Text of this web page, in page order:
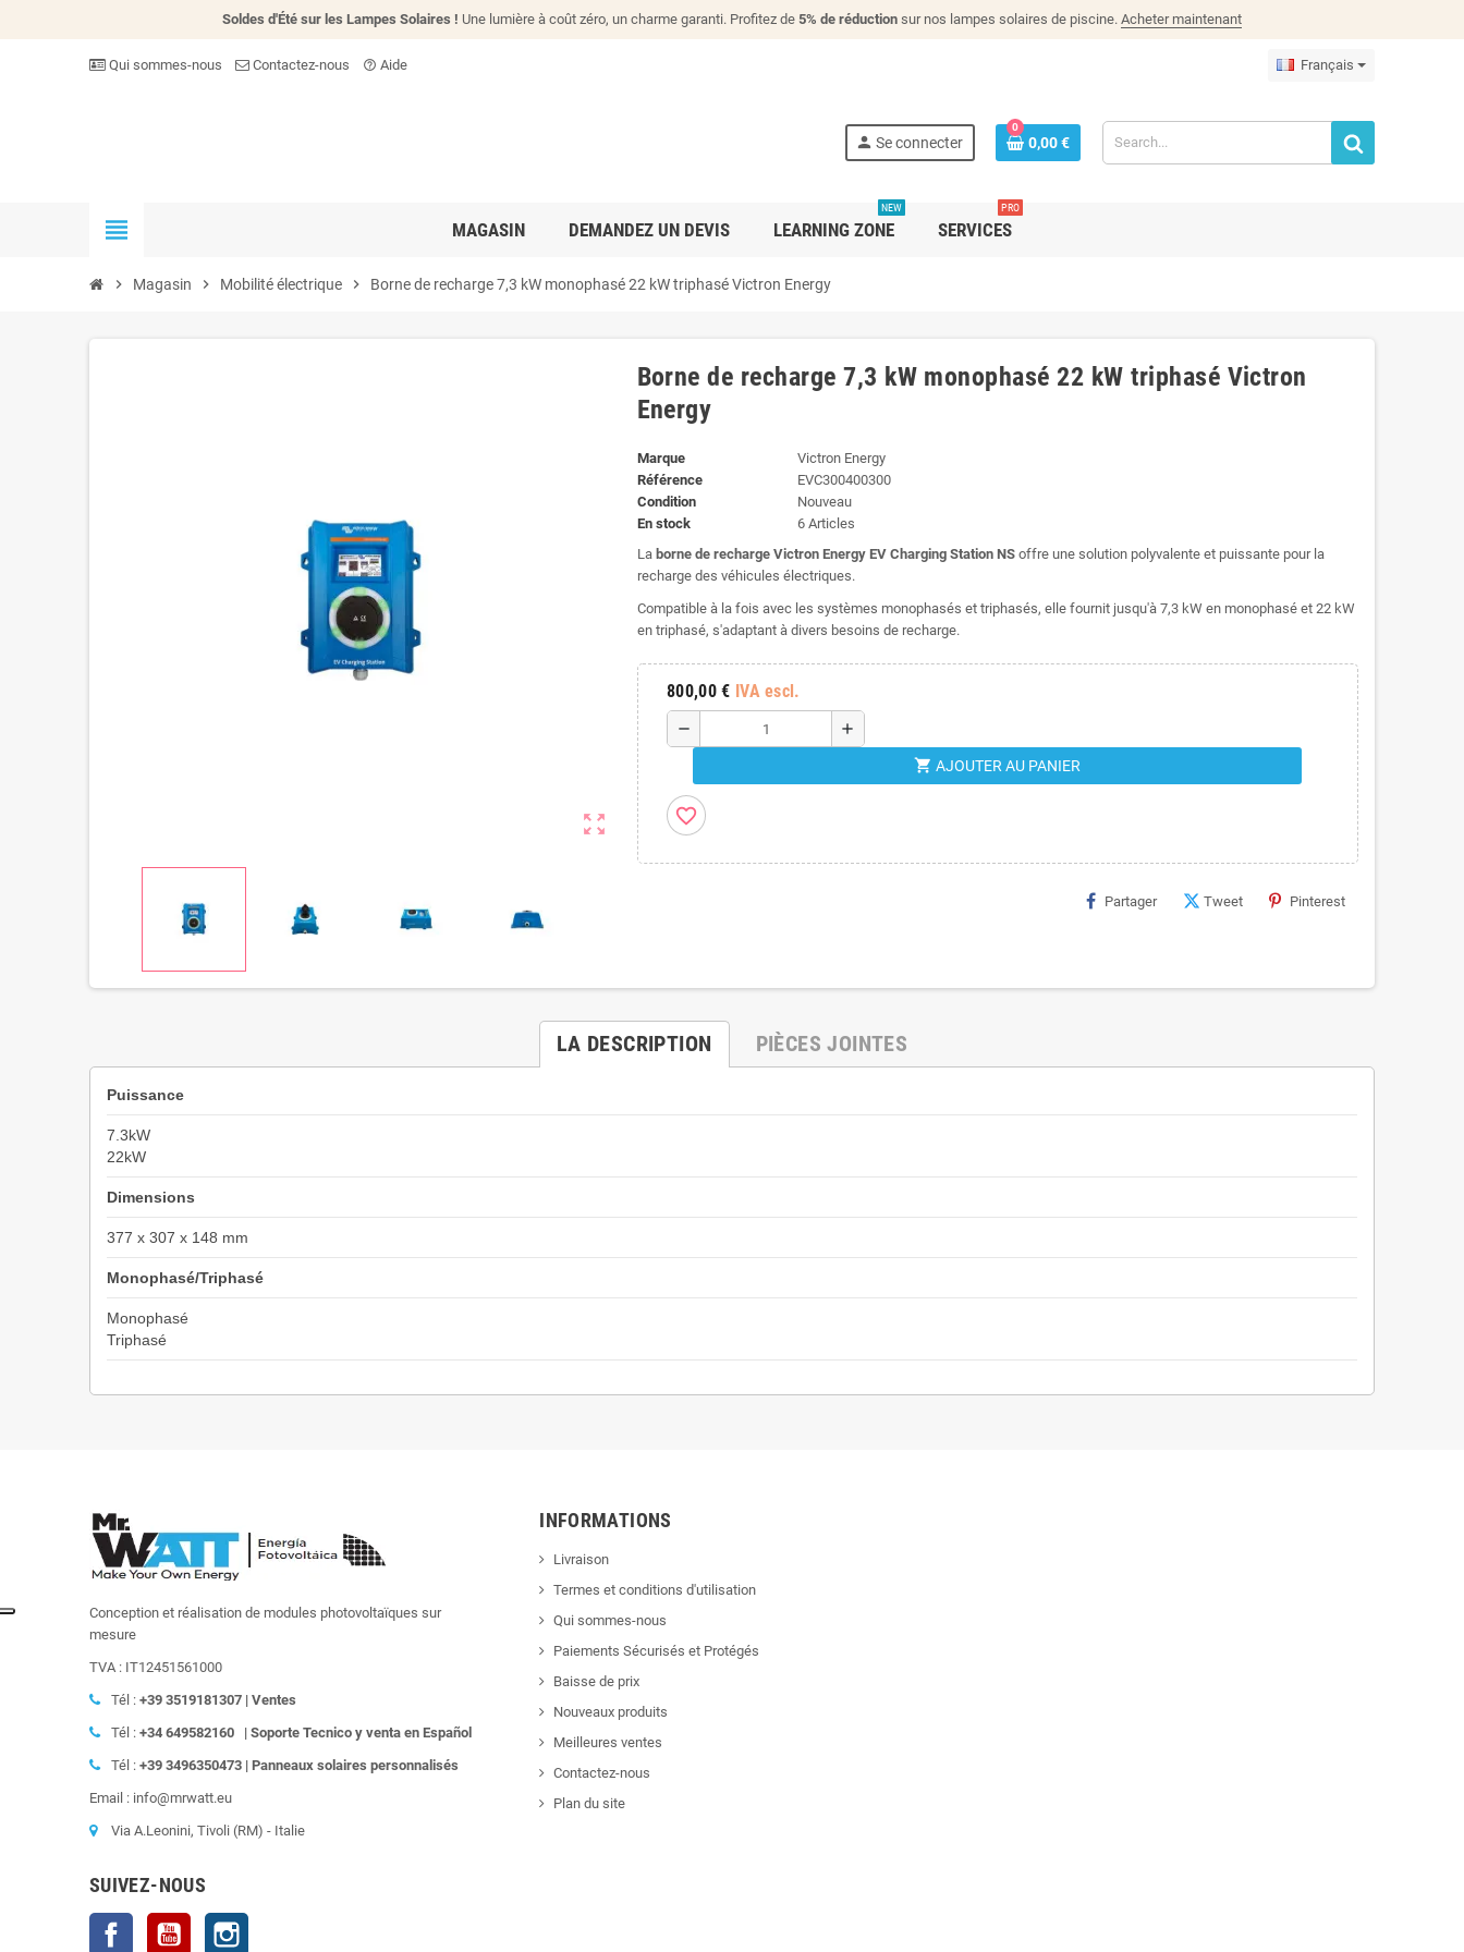
Soldes d'Été sur les Lampes Solaires ! Une lumière à coût zéro, un charme garanti. Profitez de 5% de réduction sur nos lampes solaires de piscine. Acheter maintenant
Qui sommes-nous Contactez-nous help_outline Aide Français
person Se connecter
0
0,00 €
view_headline MAGASIN DEMANDEZ UN DEVIS LEARNING ZONE
NEW
SERVICES
PRO
chevron_right Magasin chevron_right Mobilité électrique chevron_right Borne de recharge 7,3 kW monophasé 22 kW triphasé Victron Energy
zoom_out_map
Borne de recharge 7,3 kW monophasé 22 kW triphasé Victron
Energy
Marque
Victron Energy
Référence
EVC300400300
Condition
Nouveau
En stock
6 Articles
La borne de recharge Victron Energy EV Charging Station NSoffre une solution polyvalente et puissante pour la
recharge des véhicules électriques.
Compatible à la fois avec les systèmes monophasés et triphasés, elle fournit jusqu'à 7,3 kW en monophasé et 22 kW
en triphasé, s'adaptant à divers besoins de recharge.
800,00 € IVA escl.
remove add
shopping_cart AJOUTER AU PANIER
favorite_border
Partager Tweet Pinterest
LA DESCRIPTION PIÈCES JOINTES
Puissance
7.3kW
22kW
Dimensions
377 x 307 x 148 mm
Monophasé/Triphasé
Monophasé
Triphasé
Conception et réalisation de modules photovoltaïques sur
mesure
TVA : IT12451561000
Tél : +39 3519181307 | Ventes
Tél : +34 649582160 | Soporte Tecnico y venta en Español
Tél : +39 3496350473 | Panneaux solaires personnalisés
Email : info@mrwatt.eu
Via A.Leonini, Tivoli (RM) - Italie
SUIVEZ-NOUS
Facebook YouTube
INFORMATIONS
Livraison
Termes et conditions d'utilisation
Qui sommes-nous
Paiements Sécurisés et Protégés
Baisse de prix
Nouveaux produits
Meilleures ventes
Contactez-nous
Plan du site